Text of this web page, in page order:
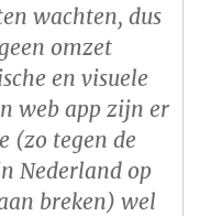
wachten, dus
omzet
en visuele
web app zijn er
(zo tegen de
Nederland op
breken) wel